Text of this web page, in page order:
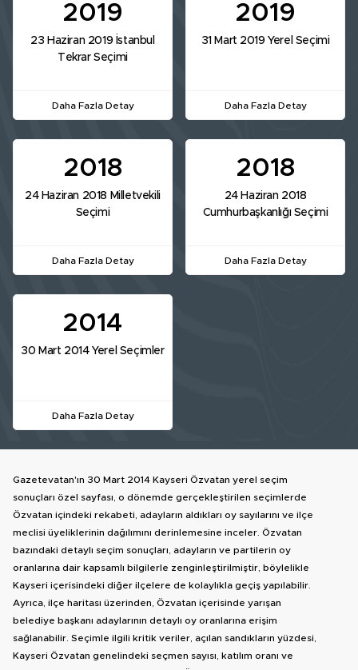
2019
23 Haziran 2019 İstanbul
Tekrar Seçimi
Daha Fazla Detay
2019
31 Mart 2019 Yerel Seçimi
Daha Fazla Detay
2018
24 Haziran 2018 Milletvekili
Seçimi
Daha Fazla Detay
2018
24 Haziran 2018
Cumhurbaşkanlığı Seçimi
Daha Fazla Detay
2014
30 Mart 2014 Yerel Seçimler
Daha Fazla Detay
Gazetevatan'ın 30 Mart 2014 Kayseri Özvatan yerel seçim
sonuçları özel sayfası, o dönemde gerçekleştirilen seçimlerde
Özvatan içindeki rekabeti, adayların aldıkları oy sayılarını ve ilçe
meclisi üyeliklerinin dağılımını derinlemesine inceler. Özvatan
bazındaki detaylı seçim sonuçları, adayların ve partilerin oy
oranlarına dair kapsamlı bilgilerle zenginleştirilmiştir, böylelikle
Kayseri içerisindeki diğer ilçelere de kolaylıkla geçiş yapılabilir.
Ayrıca, ilçe haritası üzerinden, Özvatan içerisinde yarışan
belediye başkanı adaylarının detaylı oy oranlarına erişim
sağlanabilir. Seçimle ilgili kritik veriler, açılan sandıkların yüzdesi,
Kayseri Özvatan genelindeki seçmen sayısı, katılım oranı ve